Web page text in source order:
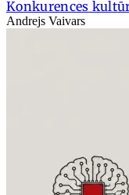
Konkurences
Andrejs Vaivars